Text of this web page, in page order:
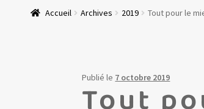
Accueil Archives 2019 Tout pour le
Publié le 7 octobre 2019